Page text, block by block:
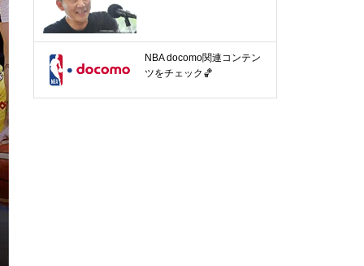
NBA docomo関連コンテン
ツをチェック🏀